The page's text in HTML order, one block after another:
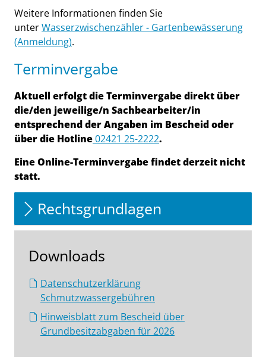
Weitere Informationen finden Sie
unterWasserzwischenzähler - Gartenbewässerung
(Anmeldung).
Terminvergabe
Aktuell erfolgt die Terminvergabe direkt über
die/den jeweilige/n Sachbearbeiter/in
entsprechend der Angaben im Bescheid oder
über die Hotline02421 25-2222.
Eine Online-Terminvergabe findet derzeit nicht
statt.
Rechtsgrundlagen
Downloads
Datenschutzerklärung
Schmutzwassergebühren
Hinweisblatt zum Bescheid über
Grundbesitzabgaben für 2026